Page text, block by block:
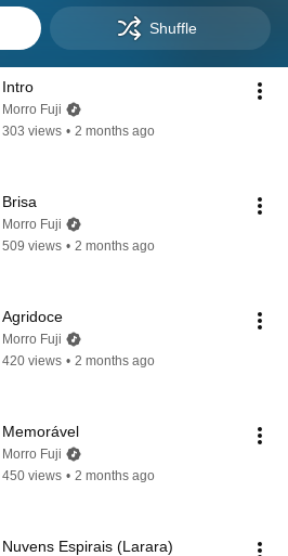
Shuffle
Intro
Morro Fuji
303 views • 2 months ago
Brisa
Morro Fuji
509 views • 2 months ago
Agridoce
Morro Fuji
420 views • 2 months ago
Memorável
Morro Fuji
450 views • 2 months ago
Nuvens Espirais (Larara)